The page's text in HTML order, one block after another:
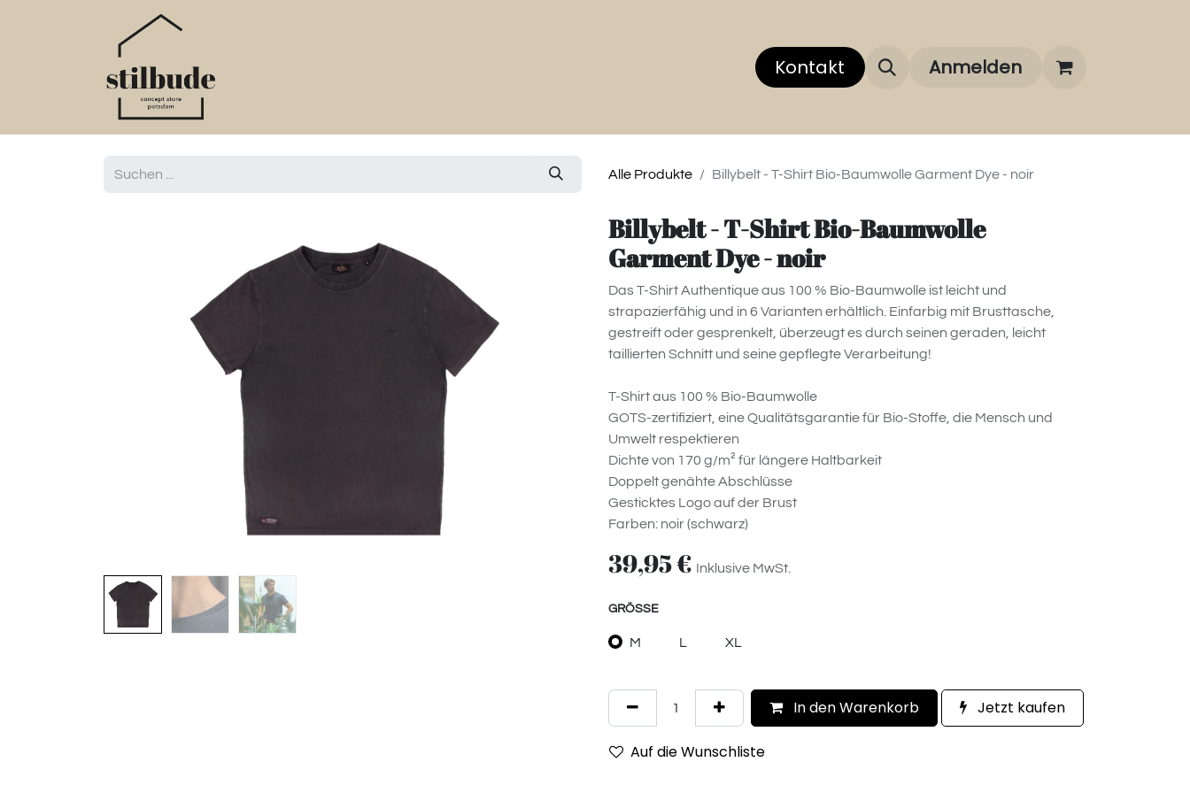
Über uns Über unsere Marken FAQ
Kontakt Anmelden
Alle Produkte Billybelt - T-Shirt Bio-Baumwolle Garment Dye - noir
Billybelt - T-Shirt Bio-Baumwolle
Garment Dye - noir
Das T-Shirt Authentique aus 100 % Bio-Baumwolle ist leicht und
strapazierfähig und in 6 Varianten erhältlich. Einfarbig mit Brusttasche,
gestreift oder gesprenkelt, überzeugt es durch seinen geraden, leicht
taillierten Schnitt und seine gepflegte Verarbeitung!
T-Shirt aus 100 % Bio-Baumwolle
GOTS-zertifiziert, eine Qualitätsgarantie für Bio-Stoffe, die Mensch und
Umwelt respektieren
Dichte von 170 g/m² für längere Haltbarkeit
Doppelt genähte Abschlüsse
Gesticktes Logo auf der Brust
Farben: noir (schwarz)
39,95€ Inklusive MwSt.
GRÖSSE
M L XL
In den Warenkorb Jetzt kaufen
Auf die Wunschliste